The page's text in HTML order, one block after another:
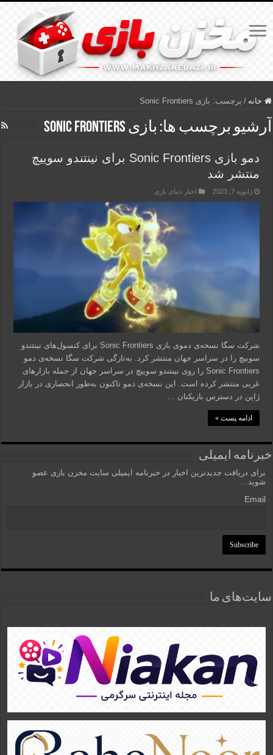
خانه / برچسب: بازی Sonic Frontiers
آرشیو برچسب ها: بازی Sonic Frontiers
دمو بازی Sonic Frontiers برای نینتندو سوییچ
منتشر شد
ژانویه 7, 2023 اخبار دنیای بازی
شرکت سگا نسخه‌ی دموی بازی Sonic Frontiers برای کنسول‌های نینتندو
سوییچ را در سراسر جهان منتشر کرد. به‌تازگی شرکت سگا نسخه‌ی دمو
Sonic Frontiers را روی نینتندو سوییچ در سراسر جهان از جمله بازارهای
غربی منتشر کرده است. این نسخه‌ی دمو تاکنون به‌طور انحصاری در بازار
ژاپن در دسترس بازیکنان …
ادامه پست »
خبرنامه ایمیلی
برای دریافت جدیدترین اخبار در خبرنامه ایمیلی سایت مخزن بازی عضو
شوید...
Email
سایت‌های ما